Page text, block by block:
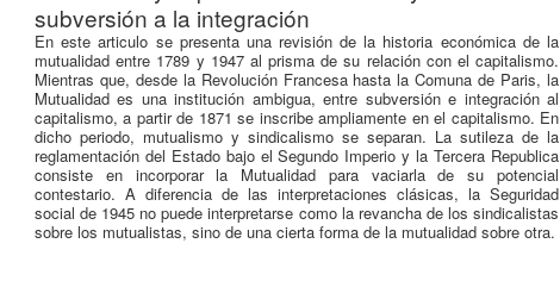
subversión a la integración
En este articulo se presenta una revisión de la historia económica de la
mutualidad entre 1789 y 1947 al prisma de su relación con el capitalismo.
Mientras que, desde la Revolución Francesa hasta la Comuna de Paris, la
Mutualidad es una institución ambigua, entre subversión e integración al
capitalismo, a partir de 1871 se inscribe ampliamente en el capitalismo. En
dicho periodo, mutualismo y sindicalismo se separan. La sutileza de la
reglamentación del Estado bajo el Segundo Imperio y la Tercera Republica
consiste en incorporar la Mutualidad para vaciarla de su potencial
contestario. A diferencia de las interpretaciones clásicas, la Seguridad
social de 1945 no puede interpretarse como la revancha de los sindicalistas
sobre los mutualistas, sino de una cierta forma de la mutualidad sobre otra.